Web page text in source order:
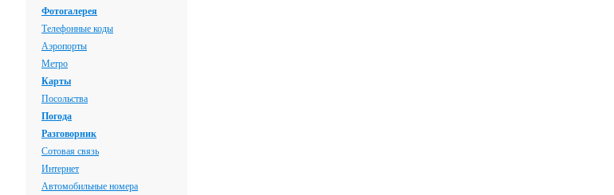
Фотогалерея
Телефонные коды
Аэропорты
Метро
Карты
Посольства
Погода
Разговорник
Сотовая связь
Интернет
Автомобильные номера